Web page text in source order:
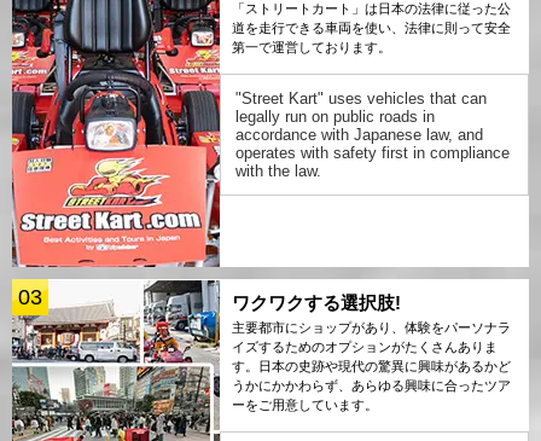
「ストリートカート」は日本の法律に従った公
道を走行できる車両を使い、法律に則って安全
第一で運営しております。
"Street Kart" uses vehicles that can
legally run on public roads in
accordance with Japanese law, and
operates with safety first in compliance
with the law.
03 ワクワクする選択肢!
主要都市にショップがあり、体験をパーソナラ
イズするためのオプションがたくさんありま
す。日本の史跡や現代の驚異に興味があるかど
うかにかかわらず、あらゆる興味に合ったツア
ーをご用意しています。